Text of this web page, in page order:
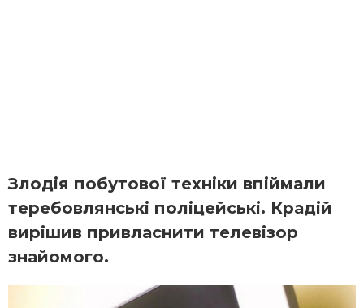
Злодія побутової техніки впіймали
теребовлянські поліцейські. Крадій
вирішив привласнити телевізор
знайомого.